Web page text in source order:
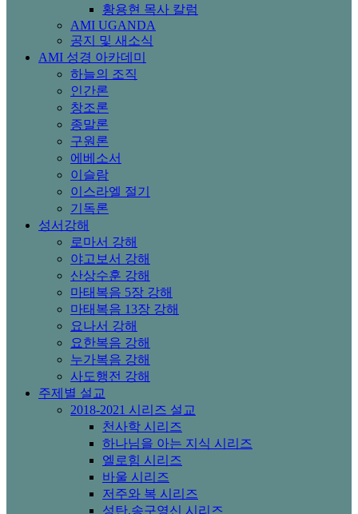
황용현 목사 칼럼
AMI UGANDA
공지 및 새소식
AMI 성경 아카데미
하늘의 조직
인간론
창조론
종말론
구원론
에베소서
이슬람
이스라엘 절기
기독론
성서강해
로마서 강해
야고보서 강해
산상수훈 강해
마태복음 5장 강해
마태복음 13장 강해
요나서 강해
요한복음 강해
누가복음 강해
사도행전 강해
주제별 설교
2018-2021 시리즈 설교
천사학 시리즈
하나님을 아는 지식 시리즈
엘로힘 시리즈
바울 시리즈
저주와 복 시리즈
성탄,송구영신 시리즈